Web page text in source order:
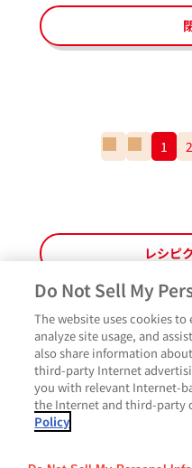
番
ペ
ー
ジ
の
1 2
レシピ
作ったよ
ー
よくあるご質問 ご利用規約Glicoメ
サイトマップお問い合わせ
Do Not Sell My
The website uses cookies
analyze site usage, and
also share information
third-party Internet
you with relevant Internet-
the Internet and third-party
Policy